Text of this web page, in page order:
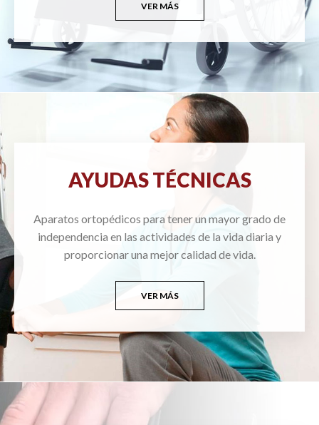
VER MÁS
AYUDAS TÉCNICAS
Aparatos ortopédicos para tener un mayor grado de
independencia en las actividades de la vida diaria y
proporcionar una mejor calidad de vida.
VER MÁS